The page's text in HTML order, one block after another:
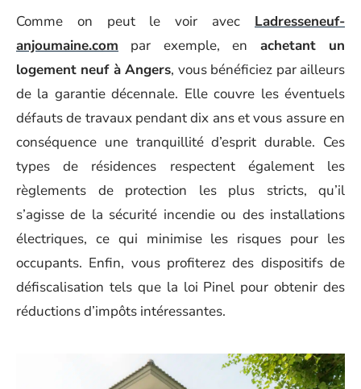
Comme on peut le voir avec Ladresseneuf-
anjoumaine.com par exemple, en achetant un
logement neuf à Angers, vous bénéficiez par ailleurs
de la garantie décennale. Elle couvre les éventuels
défauts de travaux pendant dix ans et vous assure en
conséquence une tranquillité d’esprit durable. Ces
types de résidences respectent également les
règlements de protection les plus stricts, qu’il
s’agisse de la sécurité incendie ou des installations
électriques, ce qui minimise les risques pour les
occupants. Enfin, vous profiterez des dispositifs de
défiscalisation tels que la loi Pinel pour obtenir des
réductions d’impôts intéressantes.